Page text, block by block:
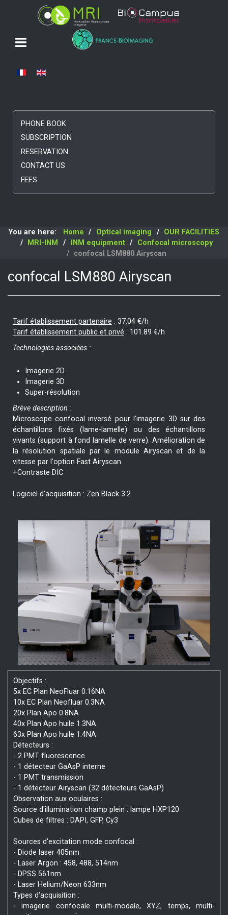
Select your language
PHONE BOOK
SUBSCRIPTION
RESERVATION
CONTACT US
FEES
You are here: Home Optical imaging
OUR FACILITIES
MRI-INM
INM equipment
Confocal microscopy
confocal LSM880 Airyscan
confocal LSM880 Airyscan
Tarif établissement partenaire : 37.04 €/h
Tarif établissement public et privé : 101.89 €/h
Technologies associées :
Imagerie 2D
Imagerie 3D
Super-résolution
Brève description :
Microscope confocal inversé pour l'imagerie 3D sur des
échantillons fixés (lame-lamelle) ou des échantillons
vivants (support à fond lamelle de verre). Amélioration de
la résolution spatiale par le module Airyscan et de la
vitesse par l'option Fast Airyscan.
+Contraste DIC
Logiciel d'acquisition : Zen Black 3.2
Objectifs :
5x EC Plan NeoFluar 0.16NA
10x EC Plan Neofluar 0.3NA
20x Plan Apo 0.8NA
40x Plan Apo huile 1.3NA
63x Plan Apo huile 1.4NA
Détecteurs :
- 2 PMT fluorescence
- 1 détecteur GaAsP interne
- 1 PMT transmission
- 1 détecteur Airyscan (32 détecteurs GaAsP)
Observation aux oculaires :
Source d'illumination champ plein : lampe HXP120
Cubes de filtres : DAPI, GFP, Cy3
Sources d'excitation mode confocal :
- Diode laser 405nm
- Laser Argon : 458, 488, 514nm
- DPSS 561nm
- Laser Helium/Neon 633nm
Types d'acquisition :
- imagerie confocale multi-modale, XYZ, temps, multi-